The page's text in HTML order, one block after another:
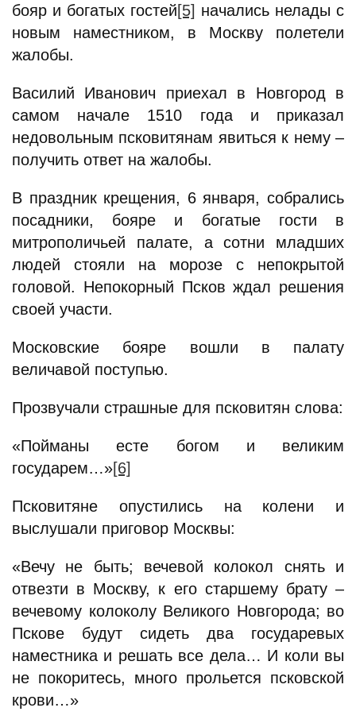
бояр и богатых гостей[5] начались нелады с
новым наместником, в Москву полетели
жалобы.
Василий Иванович приехал в Новгород в
самом начале 1510 года и приказал
недовольным псковитянам явиться к нему –
получить ответ на жалобы.
В праздник крещения, 6 января, собрались
посадники, бояре и богатые гости в
митрополичьей палате, а сотни младших
людей стояли на морозе с непокрытой
головой. Непокорный Псков ждал решения
своей участи.
Московские бояре вошли в палату
величавой поступью.
Прозвучали страшные для псковитян слова:
«Пойманы есте богом и великим
государем…»[6]
Псковитяне опустились на колени и
выслушали приговор Москвы:
«Вечу не быть; вечевой колокол снять и
отвезти в Москву, к его старшему брату –
вечевому колоколу Великого Новгорода; во
Пскове будут сидеть два государевых
наместника и решать все дела… И коли вы
не покоритесь, много прольется псковской
крови…»